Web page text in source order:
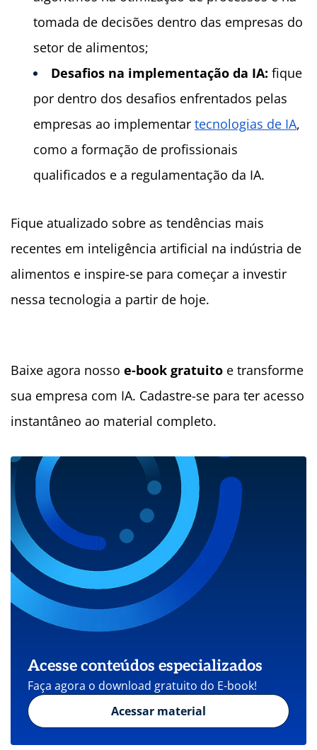
tomada de decisões dentro das empresas do
setor de alimentos;
Desafios na implementação da IA: fique
por dentro dos desafios enfrentados pelas
empresas ao implementar tecnologias de IA,
como a formação de profissionais
qualificados e a regulamentação da IA.
Fique atualizado sobre as tendências mais
recentes em inteligência artificial na indústria de
alimentos e inspire-se para começar a investir
nessa tecnologia a partir de hoje.
Baixe agora nosso e-book gratuito e transforme
sua empresa com IA. Cadastre-se para ter acesso
instantâneo ao material completo.
Acesse conteúdos especializados
Faça agora o download gratuito do E-book!
Acessar material